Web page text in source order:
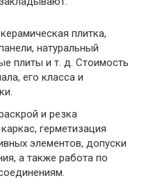
плитка,
натуральный
плиты и т. д. Стоимость
его класса и
и резка
герметизация
элементов, допуски
а также работа по